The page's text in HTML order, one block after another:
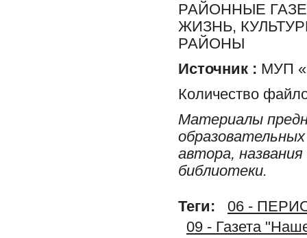
РАЙОННЫЕ
ЖИЗНЬ,
РАЙОНЫ
Источник : МУП
Количество
Материалы
автора,
библиотеки.
Теги:
06 -
09 - Газета